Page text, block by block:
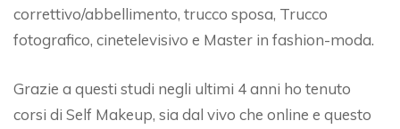
correttivo/abbellimento, trucco sposa, Trucco
fotografico, cinetelevisivo e Master in fashion-moda.
Grazie a questi studi negli ultimi 4 anni ho tenuto
corsi di Self Makeup, sia dal vivo che online e questo